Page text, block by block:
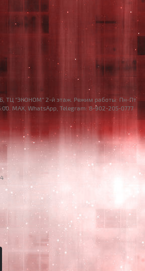
ТЦ "ЭКОНОМ" 2-й этаж. Режим работы: Пн-Пт
MAX, WhatsApp, Telegram: 8-902-205-0777